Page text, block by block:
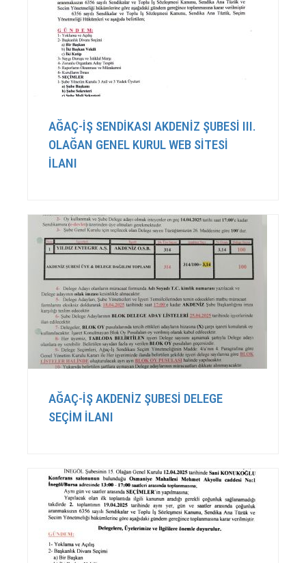
AĞAÇ-İŞ SENDİKASI AKDENİZ ŞUBESİ III.
OLAĞAN GENEL KURUL WEB SİTESİ
İLANI
AĞAÇ-İŞ AKDENİZ ŞUBESİ DELEGE
SEÇİM İLANI